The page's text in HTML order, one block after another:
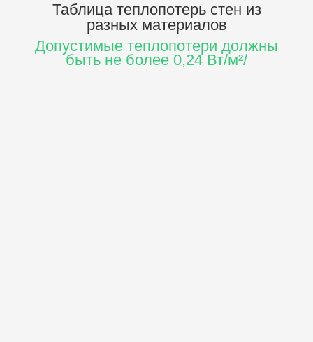
Таблица теплопотерь стен из
разных материалов
Допустимые теплопотери должны
быть не более 0,24 Вт/м²/